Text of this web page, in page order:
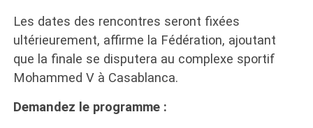
Les dates des rencontres seront fixées
ultérieurement, affirme la Fédération, ajoutant
que la finale se disputera au complexe sportif
Mohammed V à Casablanca.
Demandez le programme :